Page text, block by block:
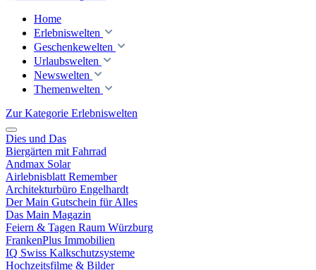
Home
Erlebniswelten
Geschenkewelten
Urlaubswelten
Newswelten
Themenwelten
Zur Kategorie Erlebniswelten
Dies und Das
Biergärten mit Fahrrad
Andmax Solar
Airlebnisblatt Remember
Architekturbüro Engelhardt
Der Main Gutschein für Alles
Das Main Magazin
Feiern & Tagen Raum Würzburg
FrankenPlus Immobilien
IQ Swiss Kalkschutzsysteme
Hochzeitsfilme & Bilder